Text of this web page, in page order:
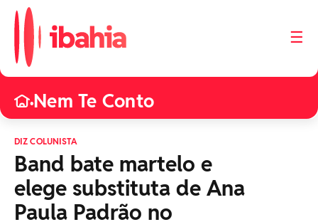
☰
•Nem Te Conto
DIZ COLUNISTA
Band bate martelo e
elege substituta de Ana
Paula Padrão no